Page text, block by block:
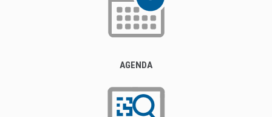
AGENDA